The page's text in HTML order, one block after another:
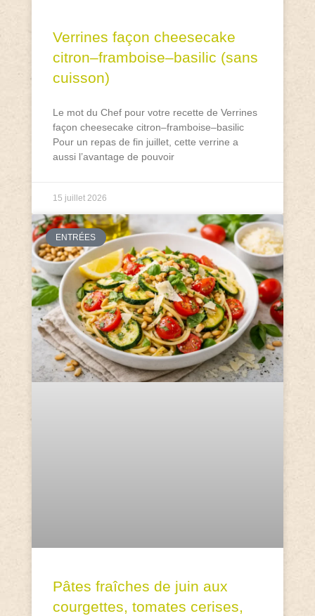
Verrines façon cheesecake
citron–framboise–basilic (sans
cuisson)
Le mot du Chef pour votre recette de Verrines
façon cheesecake citron–framboise–basilic
Pour un repas de fin juillet, cette verrine a
aussi l’avantage de pouvoir
15 juillet 2026
ENTRÉES
Pâtes fraîches de juin aux
courgettes, tomates cerises,